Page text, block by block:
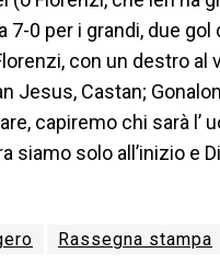
7-0 per i grandi, due
con un destro
Jesus, Castan;
capiremo chi sarà
siamo solo all’inizio e
Rassegna stampa